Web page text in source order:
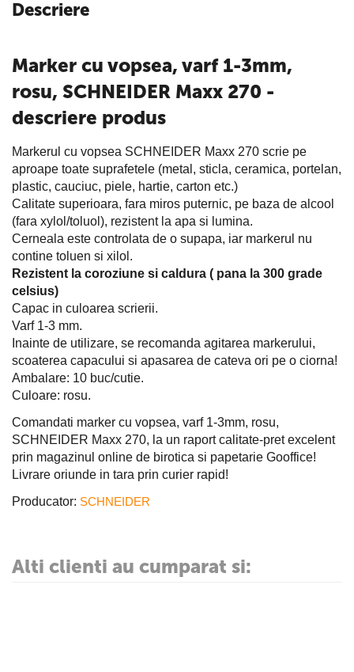
Descriere
Marker cu vopsea, varf 1-3mm,
rosu, SCHNEIDER Maxx 270 -
descriere produs
Markerul cu vopsea SCHNEIDER Maxx 270 scrie pe
aproape toate suprafetele (metal, sticla, ceramica, portelan,
plastic, cauciuc, piele, hartie, carton etc.)
Calitate superioara, fara miros puternic, pe baza de alcool
(fara xylol/toluol), rezistent la apa si lumina.
Cerneala este controlata de o supapa, iar markerul nu
contine toluen si xilol.
Rezistent la coroziune si caldura ( pana la 300 grade
celsius)
Capac in culoarea scrierii.
Varf 1-3 mm.
Inainte de utilizare, se recomanda agitarea markerului,
scoaterea capacului si apasarea de cateva ori pe o ciorna!
Ambalare: 10 buc/cutie.
Culoare: rosu.
Comandati marker cu vopsea, varf 1-3mm, rosu,
SCHNEIDER Maxx 270, la un raport calitate-pret excelent
prin magazinul online de birotica si papetarie Gooffice!
Livrare oriunde in tara prin curier rapid!
Producator: SCHNEIDER
Alti clienti au cumparat si: